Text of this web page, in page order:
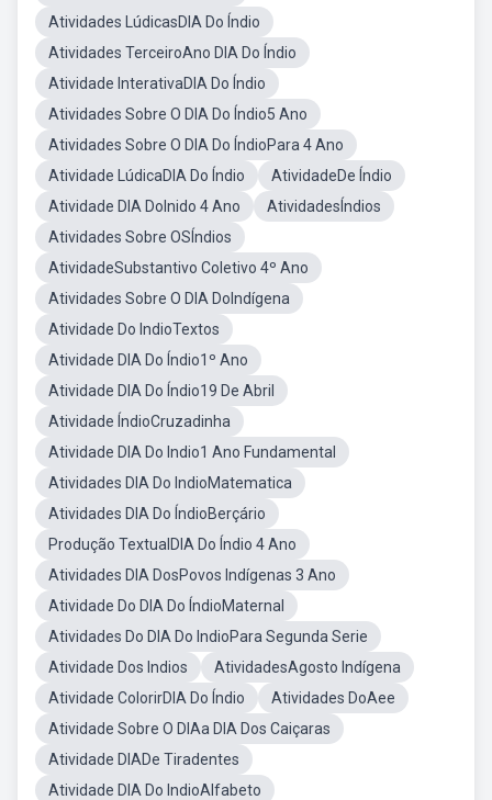
Atividades LúdicasDIA Do Índio
Atividades TerceiroAno DIA Do Índio
Atividade InterativaDIA Do Índio
Atividades Sobre O DIA Do Índio5 Ano
Atividades Sobre O DIA Do ÍndioPara 4 Ano
Atividade LúdicaDIA Do Índio
AtividadeDe Índio
Atividade DIA DoInido 4 Ano
AtividadesÍndios
Atividades Sobre OSÍndios
AtividadeSubstantivo Coletivo 4º Ano
Atividades Sobre O DIA DoIndígena
Atividade Do IndioTextos
Atividade DIA Do Índio1º Ano
Atividade DIA Do Índio19 De Abril
Atividade ÍndioCruzadinha
Atividade DIA Do Indio1 Ano Fundamental
Atividades DIA Do IndioMatematica
Atividades DIA Do ÍndioBerçário
Produção TextualDIA Do Índio 4 Ano
Atividades DIA DosPovos Indígenas 3 Ano
Atividade Do DIA Do ÍndioMaternal
Atividades Do DIA Do IndioPara Segunda Serie
Atividade Dos Indios
AtividadesAgosto Indígena
Atividade ColorirDIA Do Índio
Atividades DoAee
Atividade Sobre O DIAa DIA Dos Caiçaras
Atividade DIADe Tiradentes
Atividade DIA Do IndioAlfabeto